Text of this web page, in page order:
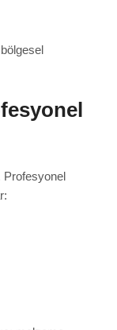
bölgesel
Profesyonel